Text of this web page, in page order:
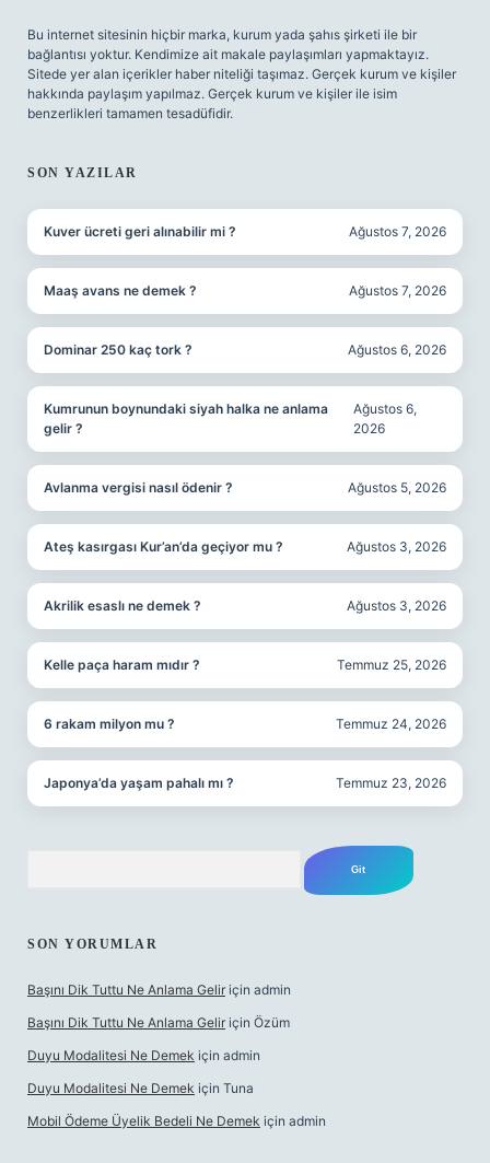
Bu internet sitesinin hiçbir marka, kurum yada şahıs şirketi ile bir
bağlantısı yoktur. Kendimize ait makale paylaşımları yapmaktayız.
Sitede yer alan içerikler haber niteliği taşımaz. Gerçek kurum ve kişiler
hakkında paylaşım yapılmaz. Gerçek kurum ve kişiler ile isim
benzerlikleri tamamen tesadüfidir.
SON YAZILAR
Kuver ücreti geri alınabilir mi ? Ağustos 7, 2026
Maaş avans ne demek ? Ağustos 7, 2026
Dominar 250 kaç tork ? Ağustos 6, 2026
Kumrunun boynundaki siyah halka ne anlama
gelir ?
Ağustos 6,
2026
Avlanma vergisi nasıl ödenir ? Ağustos 5, 2026
Ateş kasırgası Kur’an’da geçiyor mu ? Ağustos 3, 2026
Akrilik esaslı ne demek ? Ağustos 3, 2026
Kelle paça haram mıdır ? Temmuz 25, 2026
6 rakam milyon mu ? Temmuz 24, 2026
Japonya’da yaşam pahalı mı ? Temmuz 23, 2026
SON YORUMLAR
Başını Dik Tuttu Ne Anlama Gelir için admin
Başını Dik Tuttu Ne Anlama Gelir için Özüm
Duyu Modalitesi Ne Demek için admin
Duyu Modalitesi Ne Demek için Tuna
Mobil Ödeme Üyelik Bedeli Ne Demek için admin